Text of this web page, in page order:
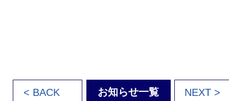
< BACK お知らせ一覧 NEXT >